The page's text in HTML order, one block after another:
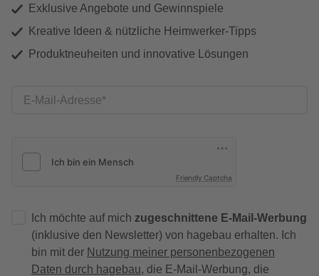
Exklusive Angebote und Gewinnspiele
Kreative Ideen & nützliche Heimwerker-Tipps
Produktneuheiten und innovative Lösungen
E-Mail-Adresse
Friendly Captcha
Ich möchte auf mich zugeschnittene E-Mail-Werbung
(inklusive den Newsletter) von hagebau erhalten. Ich
bin mit der Nutzung meiner personenbezogenen
Daten durch hagebau, die E-Mail-Werbung, die